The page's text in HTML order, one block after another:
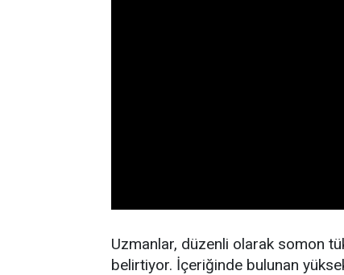
Uzmanlar, düzenli olarak somon
belirtiyor. İçeriğinde bulunan